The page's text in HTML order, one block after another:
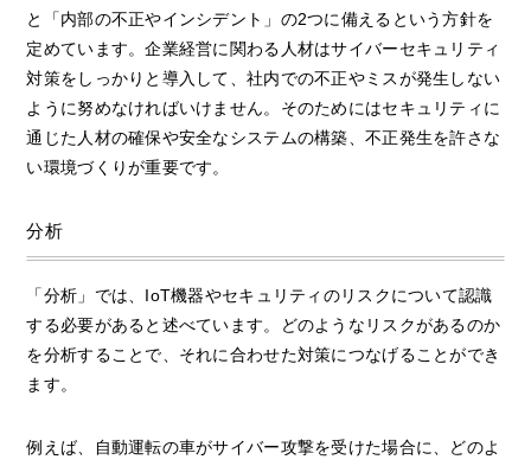
と「内部の不正やインシデント」の2つに備えるという方針を
定めています。企業経営に関わる人材はサイバーセキュリティ
対策をしっかりと導入して、社内での不正やミスが発生しない
ように努めなければいけません。そのためにはセキュリティに
通じた人材の確保や安全なシステムの構築、不正発生を許さな
い環境づくりが重要です。
分析
「分析」では、IoT機器やセキュリティのリスクについて認識
する必要があると述べています。どのようなリスクがあるのか
を分析することで、それに合わせた対策につなげることができ
ます。
例えば、自動運転の車がサイバー攻撃を受けた場合に、どのよ